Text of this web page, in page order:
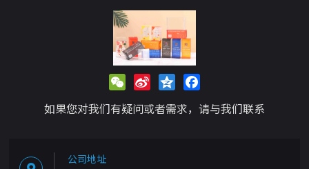
WeChat
Sina
Weibo
QzoneFacebook
如果您对我们有疑问或者需求，请与我们联系
公司地址